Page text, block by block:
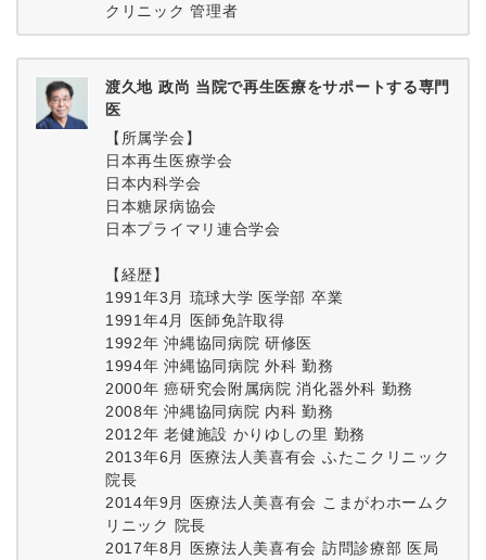
クリニック 管理者
渡久地 政尚 当院で再生医療をサポートする専門
医
【所属学会】
日本再生医療学会
日本内科学会
日本糖尿病協会
日本プライマリ連合学会
【経歴】
1991年3月 琉球大学 医学部 卒業
1991年4月 医師免許取得
1992年 沖縄協同病院 研修医
1994年 沖縄協同病院 外科 勤務
2000年 癌研究会附属病院 消化器外科 勤務
2008年 沖縄協同病院 内科 勤務
2012年 老健施設 かりゆしの里 勤務
2013年6月 医療法人美喜有会 ふたこクリニック
院長
2014年9月 医療法人美喜有会 こまがわホームク
リニック 院長
2017年8月 医療法人美喜有会 訪問診療部 医局